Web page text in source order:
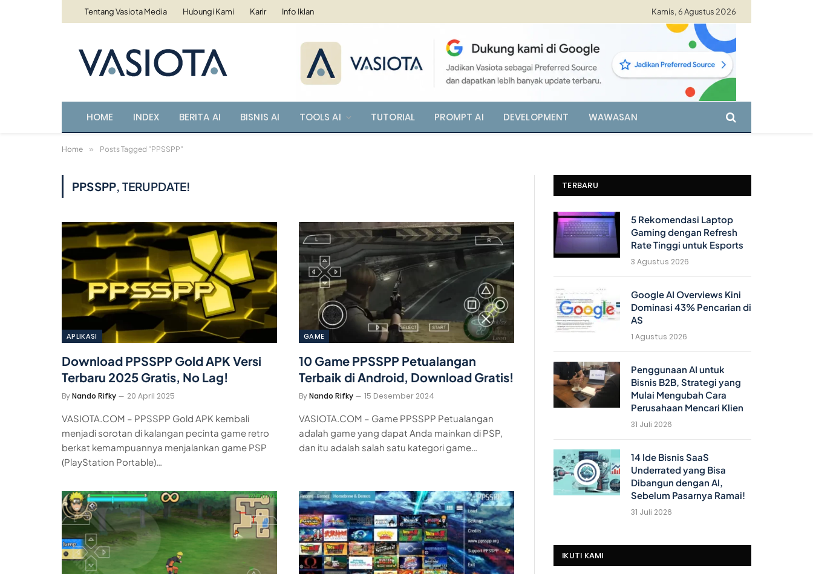
Tentang Vasiota Media Hubungi Kami Karir Info Iklan Kamis, 6 Agustus 2026
HOME INDEX BERITA AI BISNIS AI TOOLS AI TUTORIAL PROMPT AI DEVELOPMENT WAWASAN
Home » Posts Tagged "PPSSPP"
PPSSPP, TERUPDATE!
APLIKASI
Download PPSSPP Gold APK Versi
Terbaru 2025 Gratis, No Lag!
ByNando Rifky 20 April 2025
VASIOTA.COM – PPSSPP Gold APK kembali
menjadi sorotan di kalangan pecinta game retro
berkat kemampuannya menjalankan game PSP
(PlayStation Portable)…
GAME
10 Game PPSSPP Petualangan
Terbaik di Android, Download Gratis!
ByNando Rifky 15 Desember 2024
VASIOTA.COM – Game PPSSPP Petualangan
adalah game yang dapat Anda mainkan di PSP,
dan itu adalah salah satu kategori game…
TERBARU
5 Rekomendasi Laptop
Gaming dengan Refresh
Rate Tinggi untuk Esports
3 Agustus 2026
Google AI Overviews Kini
Dominasi 43% Pencarian di
AS
1 Agustus 2026
Penggunaan AI untuk
Bisnis B2B, Strategi yang
Mulai Mengubah Cara
Perusahaan Mencari Klien
31 Juli 2026
14 Ide Bisnis SaaS
Underrated yang Bisa
Dibangun dengan AI,
Sebelum Pasarnya Ramai!
31 Juli 2026
IKUTI KAMI